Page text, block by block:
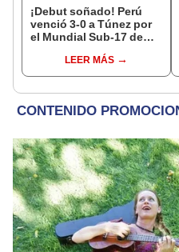
¡Debut soñado! Perú
venció 3-0 a Túnez por
el Mundial Sub-17 de
LEER MÁS